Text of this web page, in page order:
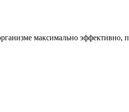
максимально эффективно,